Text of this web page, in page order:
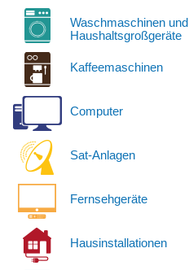
Waschmaschinen und
Haushaltsgroßgeräte
Kaffeemaschinen
Computer
Sat-Anlagen
Fernsehgeräte
Hausinstallationen